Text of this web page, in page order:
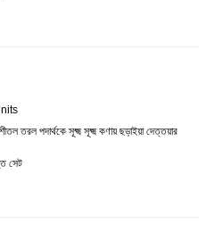
তরল পদার্থকে সূক্ষ্ম সূক্ষ্ম কণায় ছড়াইয়া দেত্তয়ার
সেট